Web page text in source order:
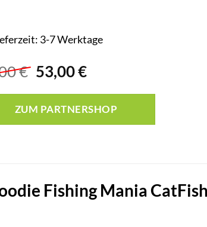
€ Ursprünglicher
Preis
war:
48,00 €
53,00€Aktueller
ist:
53,00 €.
3-7 Werktage
ZUM PARTNERSHOP
Fishing Mania